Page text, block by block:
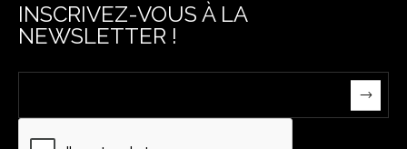
INSCRIVEZ-VOUS À LA
NEWSLETTER !